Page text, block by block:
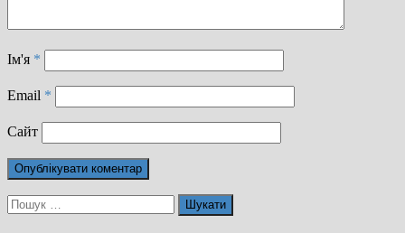
Ім'я *
Email *
Сайт
Пошук: